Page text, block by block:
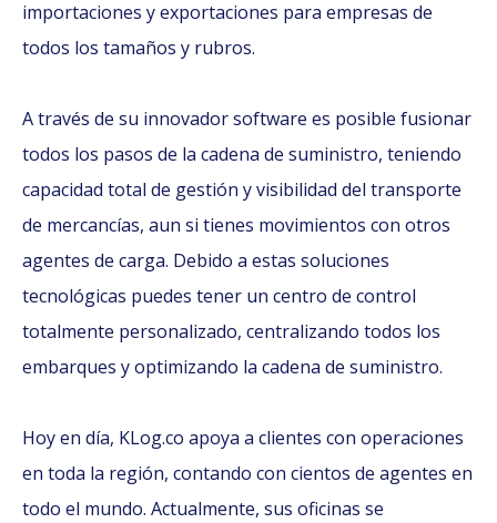
importaciones y exportaciones para empresas de
todos los tamaños y rubros.
A través de su innovador software es posible fusionar
todos los pasos de la cadena de suministro, teniendo
capacidad total de gestión y visibilidad del transporte
de mercancías, aun si tienes movimientos con otros
agentes de carga. Debido a estas soluciones
tecnológicas puedes tener un centro de control
totalmente personalizado, centralizando todos los
embarques y optimizando la cadena de suministro.
Hoy en día, KLog.co apoya a clientes con operaciones
en toda la región, contando con cientos de agentes en
todo el mundo. Actualmente, sus oficinas se